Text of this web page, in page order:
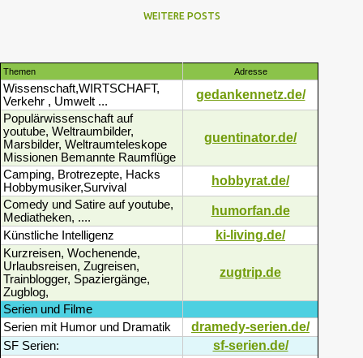
WEITERE POSTS
Themen Adresse
Wissenschaft,WIRTSCHAFT,
Verkehr , Umwelt ...
gedankennetz.de/
Populärwissenschaft auf
youtube, Weltraumbilder,
Marsbilder, Weltraumteleskope
Missionen Bemannte Raumflüge
guentinator.de/
Camping, Brotrezepte, Hacks
Hobbymusiker,Survival
hobbyrat.de/
Comedy und Satire auf youtube,
Mediatheken, ....
humorfan.de
Künstliche Intelligenz ki-living.de/
Kurzreisen, Wochenende,
Urlaubsreisen, Zugreisen,
Trainblogger, Spaziergänge,
Zugblog,
zugtrip.de
Serien und Filme
Serien mit Humor und Dramatik
dramedy-serien.de/
SF Serien:
sf-serien.de/